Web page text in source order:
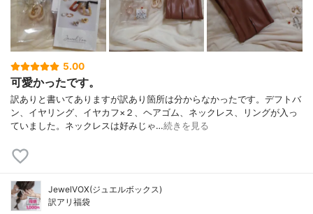
5.00
可愛かったです。
訳ありと書いてありますが訳あり箇所は分からなかったです。デフトバ
ン、イヤリング、イヤカフ×２、ヘアゴム、ネックレス、リングが入っ
ていました。ネックレスは好みじゃ…続きを見る
JewelVOX(ジュエルボックス)
訳アリ福袋